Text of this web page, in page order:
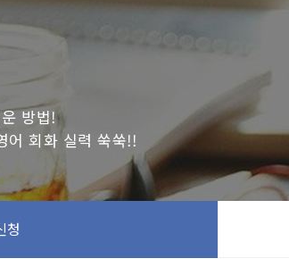
방법!
어 회화 실력 쑥쑥!!
청